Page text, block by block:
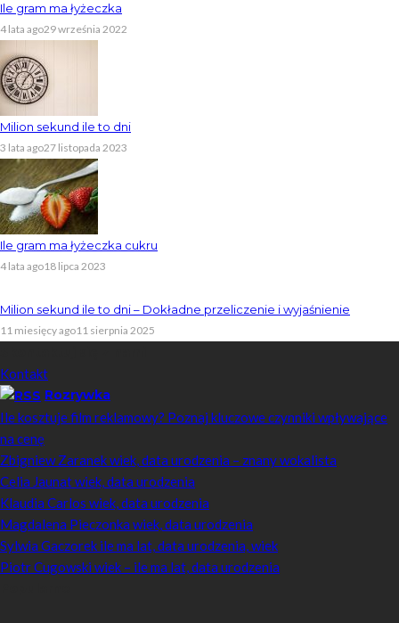
Ile gram ma łyżeczka
4 lata ago29 września 2022
Milion sekund ile to dni
3 lata ago27 listopada 2023
Ile gram ma łyżeczka cukru
4 lata ago18 lipca 2023
Milion sekund ile to dni – Dokładne przeliczenie i wyjaśnienie
11 miesięcy ago11 sierpnia 2025
Kontakt
Rozrywka
Ile kosztuje film reklamowy? Poznaj kluczowe czynniki wpływające
na cenę
Zbigniew Zaranek wiek, data urodzenia – znany wokalista
Celia Jaunat wiek, data urodzenia
Klaudia Carlos wiek, data urodzenia
Magdalena Pieczonka wiek, data urodzenia
Sylwia Gaczorek ile ma lat, data urodzenia, wiek
Piotr Cugowski wiek – ile ma lat, data urodzenia